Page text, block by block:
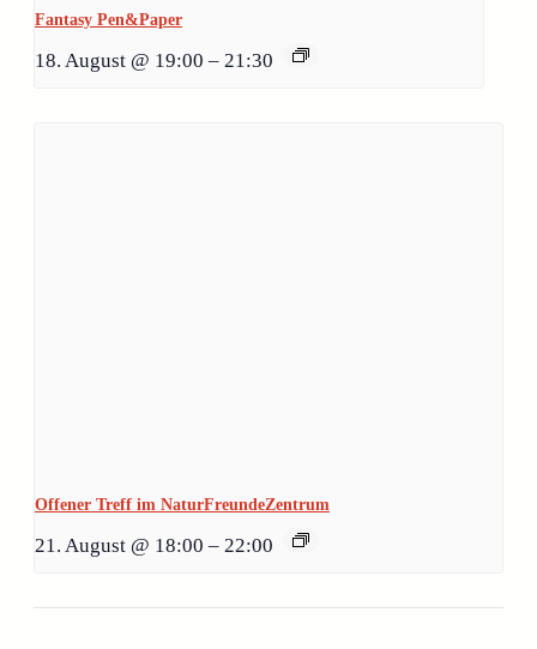
Fantasy Pen&Paper
18. August @ 19:00 – 21:30
Offener Treff im NaturFreundeZentrum
21. August @ 18:00 – 22:00